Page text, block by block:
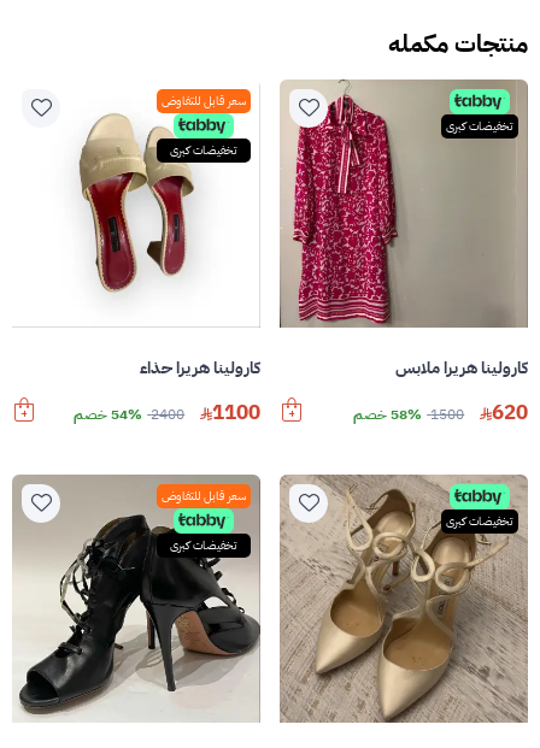
منتجات مكمله
تخفيضات كبرى
كارولينا هريرا ملابس
620
1500 58% خصم
سعر قابل للتفاوض
تخفيضات كبرى
كارولينا هريرا حذاء
1100
2400 54% خصم
تخفيضات كبرى
سعر قابل للتفاوض
تخفيضات كبرى